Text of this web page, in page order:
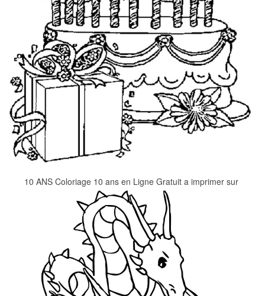
10 ANS Coloriage 10 ans en Ligne Gratuit a imprimer sur